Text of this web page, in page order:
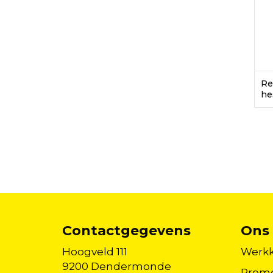
Contactgegevens
Hoogveld 111
9200 Dendermonde